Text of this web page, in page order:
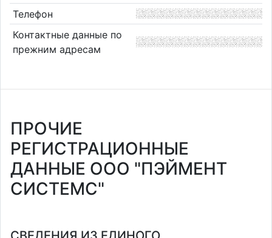
Телефон
Контактные данные по
прежним адресам
ПРОЧИЕ
РЕГИСТРАЦИОННЫЕ
ДАННЫЕ ООО "ПЭЙМЕНТ
СИСТЕМС"